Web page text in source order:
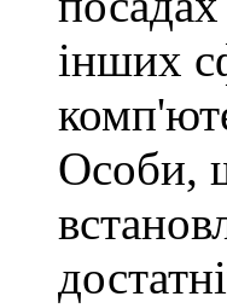
інших
Особи,